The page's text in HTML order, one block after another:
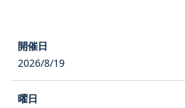
2026/8/19